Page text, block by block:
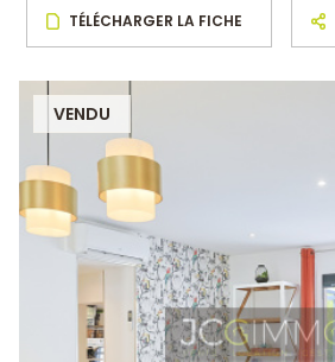
TÉLÉCHARGER LA FICHE
VENDU